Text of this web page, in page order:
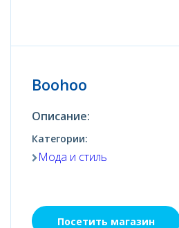
Boohoo
Описание:
Категории:
Мода и стиль
Посетить магазин